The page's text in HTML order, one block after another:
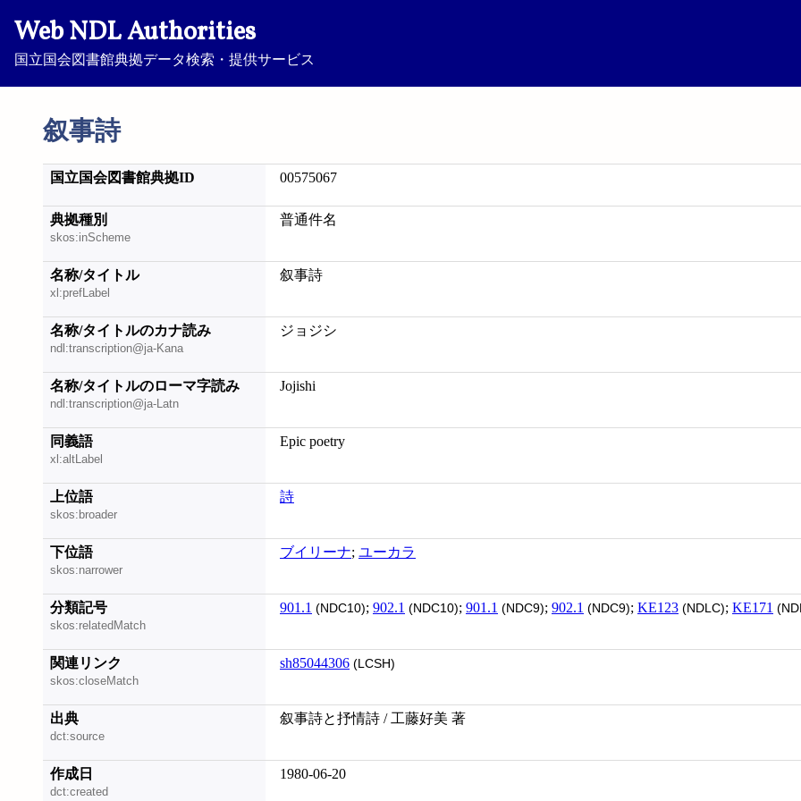
Web NDL Authorities
国立国会図書館典拠データ検索・提供サービス
叙事詩
国立国会図書館典拠ID 00575067
典拠種別
skos:inScheme
普通件名
名称/タイトル
xl:prefLabel
叙事詩
名称/タイトルのカナ読み
ndl:transcription@ja-Kana
ジョジシ
名称/タイトルのローマ字読み
ndl:transcription@ja-Latn
Jojishi
同義語
xl:altLabel
Epic poetry
上位語
skos:broader
詩
下位語
skos:narrower
ブイリーナ; ユーカラ
分類記号
skos:relatedMatch
901.1 (NDC10); 902.1 (NDC10); 901.1 (NDC9); 902.1 (NDC9); KE123 (NDLC); KE171
関連リンク
skos:closeMatch
sh85044306 (LCSH)
出典
dct:source
叙事詩と抒情詩 / 工藤好美 著
作成日
dct:created
1980-06-20